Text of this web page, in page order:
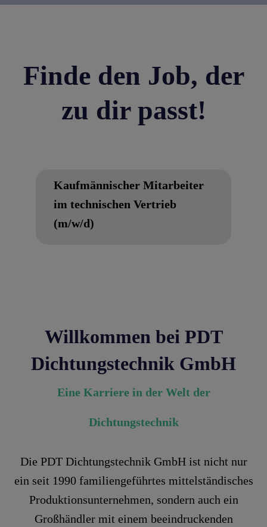
Finde den Job, der
zu dir passt!
Kaufmännischer Mitarbeiter
im technischen Vertrieb
(m/w/d)
Willkommen bei PDT
Dichtungstechnik GmbH
Eine Karriere in der Welt der
Dichtungstechnik
Die PDT Dichtungstechnik GmbH ist nicht nur
ein seit 1990 familiengeführtes mittelständisches
Produktionsunternehmen, sondern auch ein
Großhändler mit einem beeindruckenden